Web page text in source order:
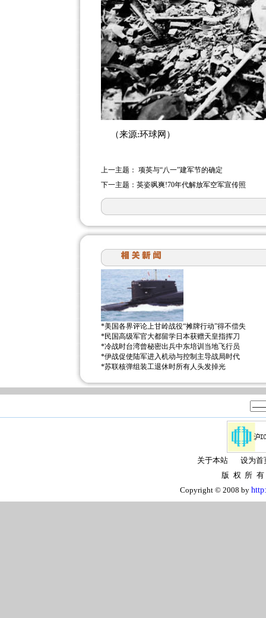
（来源:环球网）
上一主题： 项英与“八一”建军节的确定
下一主题： 英姿飒爽!70年代解放军空军宣传照
*美国各界评论上甘岭战役“摊牌行动”得不偿失
*民国高级军官大都留学日本获赠天皇指挥刀
*冷战时台湾曾秘密出兵中东培训当地飞行员
*伊战促使陆军进入机动与控制主导战局时代
*苏联核弹组装工退休时所有人头发掉光